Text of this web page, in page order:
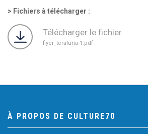
Fichiers à télécharger :
Télécharger le fichier
flyer_teraluna-1.pdf
À PROPOS DE CULTURE70